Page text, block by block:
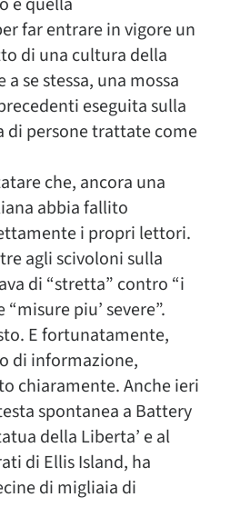
far entrare in vigore un
di una cultura della
se stessa, una mossa
eseguita sulla
di persone trattate come
che, ancora una
abbia fallito
i propri lettori.
agli scivoloni sulla
di “stretta” contro “i
piu’ severe”.
E fortunatamente,
di informazione,
chiaramente. Anche ieri
spontanea a Battery
della Liberta’ e al
di Ellis Island, ha
di migliaia di